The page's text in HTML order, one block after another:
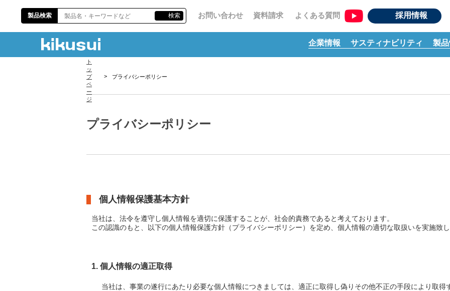
企業情報 サスティナビリティ 製
製品検索 検索 お問い合わせ 資料請求 よくある質問 採用情報
プライバシーポリシー
プライバシーポリシー
個人情報保護基本方針
当社は、法令を遵守し個人情報を適切に保護することが、社会的責務であると考えております。
この認識のもと、以下の個人情報保護方針（プライバシーポリシー）を定め、個人情報の適切な取扱いを実施致し
1. 個人情報の適正取得
当社は、事業の遂行にあたり必要な個人情報につきましては、適正に取得し偽りその他不正の手段により取